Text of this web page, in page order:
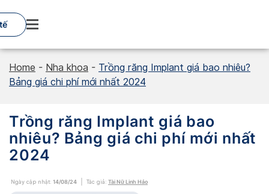
to
content
Home - Nha khoa - Trồng răng Implant giá bao nhiêu?
Bảng giá chi phí mới nhất 2024
Trồng răng Implant giá bao
nhiêu? Bảng giá chi phí mới nhất
2024
Ngày cập nhật: 14/08/24 Tác giả: Tài Nữ Linh Hảo